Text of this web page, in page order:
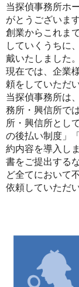
当探偵事務所ホ
がとうございます
創業からこれま
していくうちに
戴いたしました。
現在では、企業
頼をしていただ
当探偵事務所は
務所・興信所で
所・興信所とし
の後払い制度」
約内容を導入し
書をご提出する
ど全てにおいて
依頼していただ